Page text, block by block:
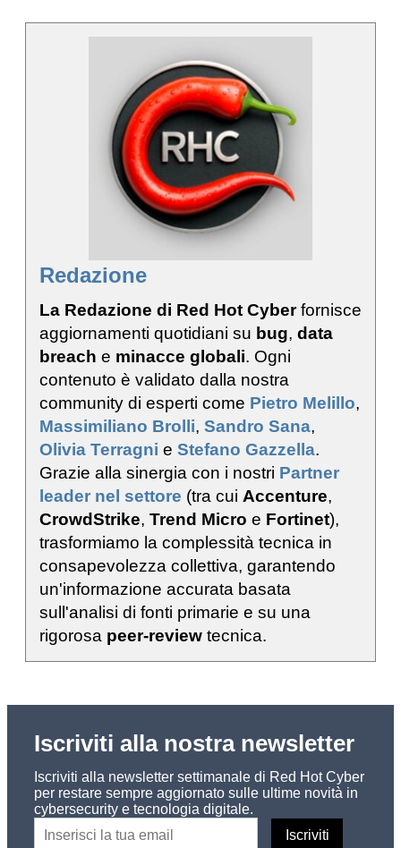
Redazione
La Redazione di Red Hot Cyberfornisce
aggiornamenti quotidiani su bug, data
breach e minacce globali. Ogni
contenuto è validato dalla nostra
community di esperti come Pietro Melillo,
Massimiliano Brolli, Sandro Sana,
Olivia Terragni e Stefano Gazzella.
Grazie alla sinergia con i nostri Partner
leader nel settore (tra cui Accenture,
CrowdStrike, Trend Micro e Fortinet),
trasformiamo la complessità tecnica in
consapevolezza collettiva, garantendo
un'informazione accurata basata
sull'analisi di fonti primarie e su una
rigorosa peer-review tecnica.
Iscriviti alla nostra newsletter
Iscriviti alla newsletter settimanale di Red Hot Cyber
per restare sempre aggiornato sulle ultime novità in
cybersecurity e tecnologia digitale.